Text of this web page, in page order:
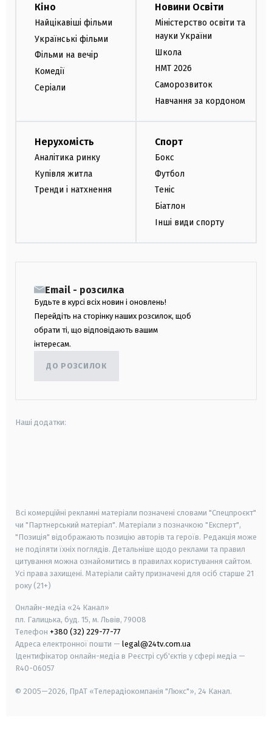
Кіно
Найцікавіші фільми
Українські фільми
Фільми на вечір
Комедії
Серіали
Новини Освіти
Міністерство освіти та
науки України
Школа
НМТ 2026
Саморозвиток
Навчання за кордоном
Нерухомість
Аналітика ринку
Купівля житла
Тренди і натхнення
Спорт
Бокс
Футбол
Теніс
Біатлон
Інші види спорту
Email - розсилка
Будьте в курсі всіх новин і оновлень!
Перейдіть на сторінку наших розсилок, щоб
обрати ті, що відповідають вашим
інтересам.
ДО РОЗСИЛОК
Наші додатки:
Всі комерційні рекламні матеріали позначені словами "Спецпроєкт"
чи "Партнерський матеріал". Матеріали з позначкою "Експерт",
"Позиція" відображають позицію авторів та героїв. Редакція може
не поділяти їхніх поглядів. Детальніше щодо реклами та правил
цитування можна ознайомитись в правилах користування сайтом.
Усі права захищені. Матеріали сайту призначені для осіб старше 21
року (21+)
Онлайн-медіа «24 Канал»
пл. Галицька, буд. 15, м. Львів, 79008
Телефон +380 (32) 229-77-77
Адреса електронної пошти — legal@24tv.com.ua
Ідентифікатор онлайн-медіа в Реєстрі суб'єктів у сфері медіа —
R40-06057
© 2005—2026, ПрАТ «Телерадіокомпанія "Люкс"», 24 Канал.